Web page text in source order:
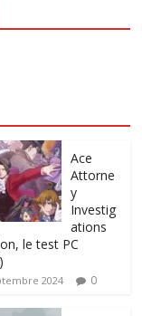
Ace
Attorne
y
Investig
ations
le test PC
2024 0